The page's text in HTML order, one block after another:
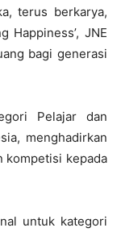
terus berkarya,
Happiness’, JNE
bagi generasi
Pelajar dan
menghadirkan
kompetisi kepada
untuk kategori